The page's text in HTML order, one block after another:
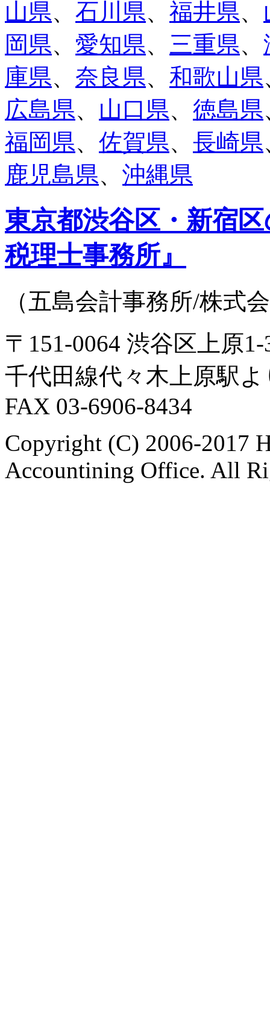
山県、 石川県、 福井県、
岡県、 愛知県、 三重県、
庫県、 奈良県、 和歌山県
広島県、 山口県、 徳島県
福岡県、 佐賀県、 長崎県
鹿児島県、 沖縄県
東京都渋谷区・新宿
税理士事務所』
（五島会計事務所/株式
〒151-0064 渋谷区上原
千代田線代々木上原駅
FAX 03-6906-8434
Copyright (C) 2006-2017
Accountining Office. All